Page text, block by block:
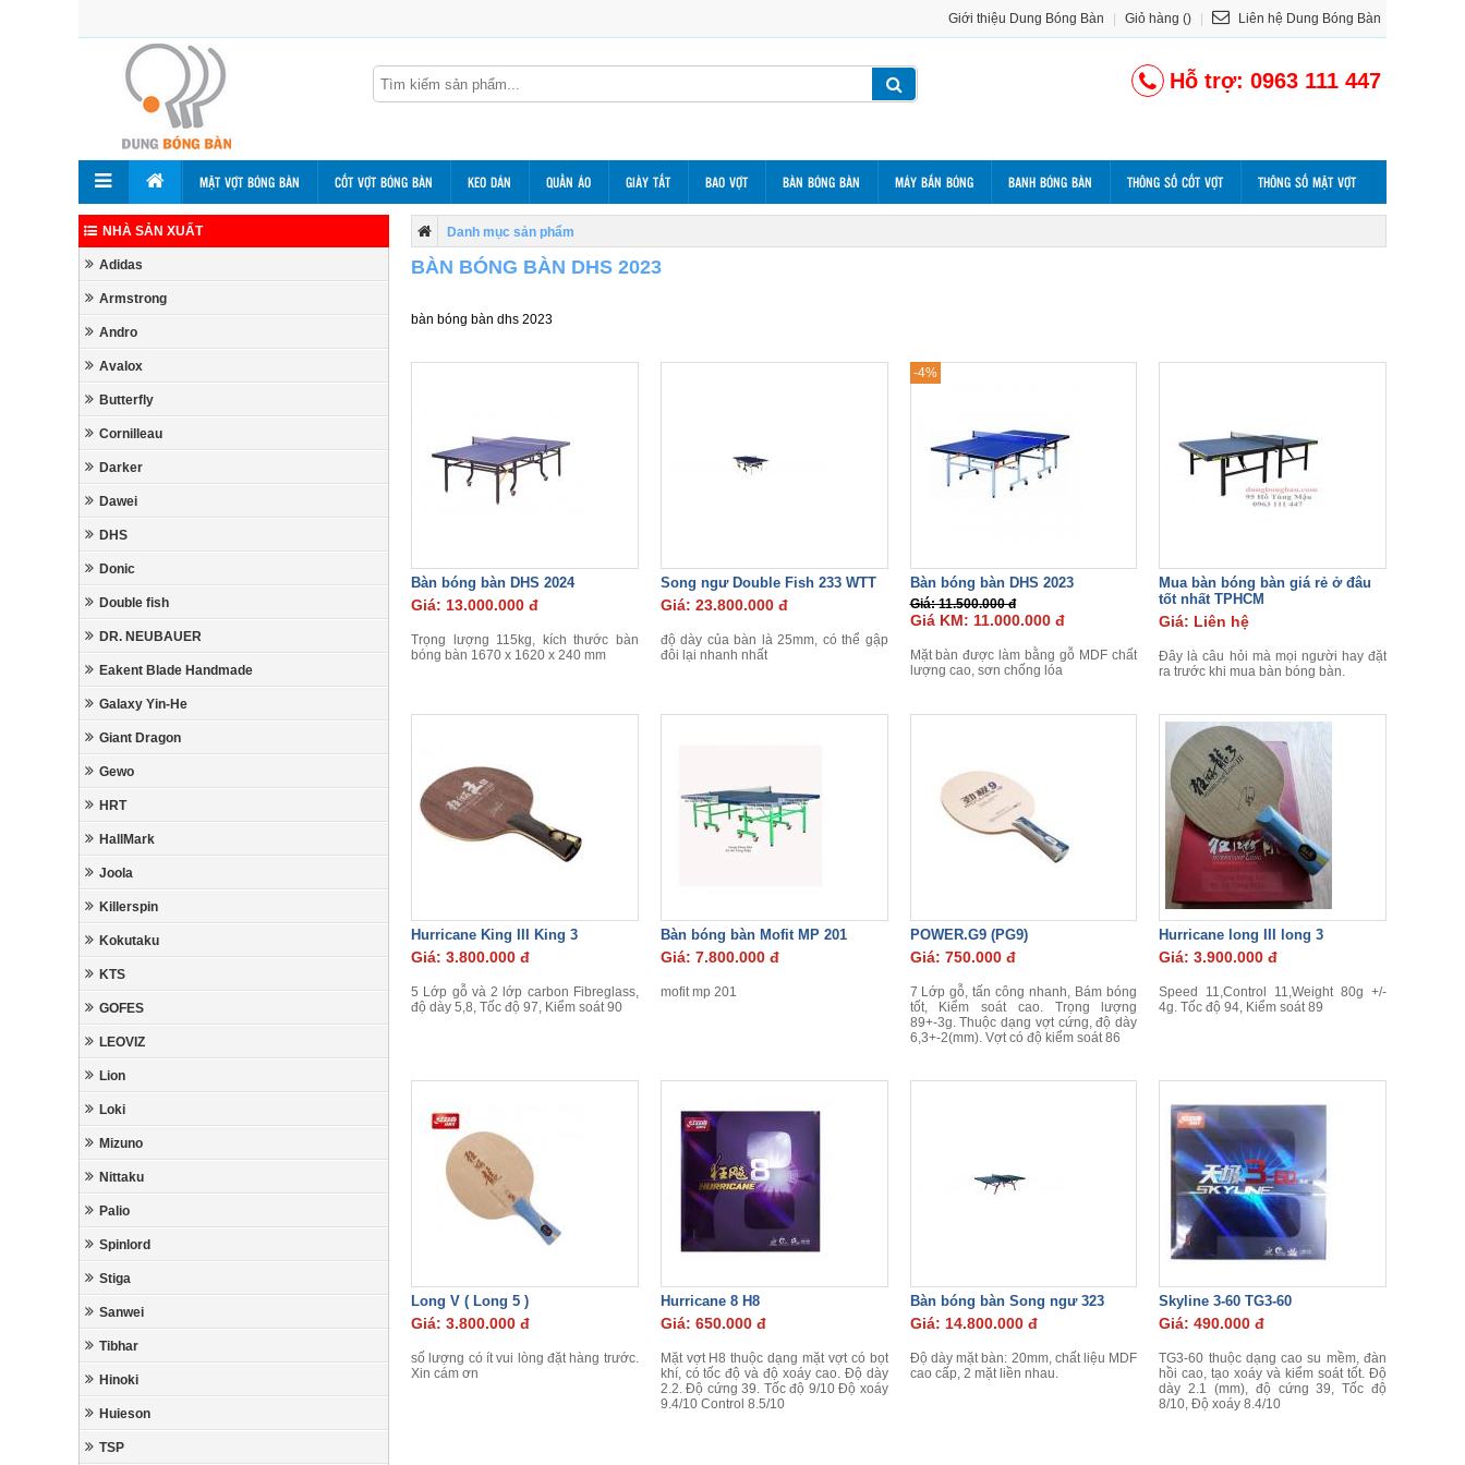
Giới thiệu Dung Bóng Bàn Giỏ hàng () Liên hệ Dung Bóng Bàn
Hỗ trợ: 0963 111 447
MẶT VỢT BÓNG BÀN CỐT VỢT BÓNG BÀN KEO DÁN QUẦN ÁO GIÀY TẤT BAO VỢT BÀN BÓNG BÀN MÁY BẮN BÓNG BANH BÓNG BÀN THÔNG SỐ CỐT VỢT THÔNG SỐ MẶT VỢT
NHÀ SẢN XUẤT
Adidas
Armstrong
Andro
Avalox
Butterfly
Cornilleau
Darker
Dawei
DHS
Donic
Double fish
DR. NEUBAUER
Eakent Blade Handmade
Galaxy Yin-He
Giant Dragon
Gewo
HRT
HallMark
Joola
Killerspin
Kokutaku
KTS
GOFES
LEOVIZ
Lion
Loki
Mizuno
Nittaku
Palio
Spinlord
Stiga
Sanwei
Tibhar
Hinoki
Huieson
TSP
Danh mục sản phẩm
BÀN BÓNG BÀN DHS 2023
bàn bóng bàn dhs 2023
Bàn bóng bàn DHS 2024
Giá: 13.000.000 đ
Trọng lượng 115kg, kích thước bàn
bóng bàn 1670 x 1620 x 240 mm
Song ngư Double Fish 233 WTT
Giá: 23.800.000 đ
độ dày của bàn là 25mm, có thể gập
đôi lại nhanh nhất
-4%
Bàn bóng bàn DHS 2023
Giá: 11.500.000 đ
Giá KM: 11.000.000 đ
Mặt bàn được làm bằng gỗ MDF chất
lượng cao, sơn chống lóa
Mua bàn bóng bàn giá rẻ ở đâu
tốt nhất TPHCM
Giá: Liên hệ
Đây là câu hỏi mà mọi người hay đặt
ra trước khi mua bàn bóng bàn.
Hurricane King III King 3
Giá: 3.800.000 đ
5 Lớp gỗ và 2 lớp carbon Fibreglass,
độ dày 5,8, Tốc độ 97, Kiểm soát 90
Bàn bóng bàn Mofit MP 201
Giá: 7.800.000 đ
mofit mp 201
POWER.G9 (PG9)
Giá: 750.000 đ
7 Lớp gỗ, tấn công nhanh, Bám bóng
tốt, Kiểm soát cao. Trọng lượng
89+-3g. Thuộc dạng vợt cứng, độ dày
6,3+-2(mm). Vợt có độ kiểm soát 86
Hurricane long III long 3
Giá: 3.900.000 đ
Speed 11,Control 11,Weight 80g +/-
4g. Tốc độ 94, Kiểm soát 89
Long V ( Long 5 )
Giá: 3.800.000 đ
số lượng có ít vui lòng đặt hàng trước.
Xin cám ơn
Hurricane 8 H8
Giá: 650.000 đ
Mặt vợt H8 thuộc dạng mặt vợt có bọt
khí, có tốc độ và độ xoáy cao. Độ dày
2.2. Độ cứng 39. Tốc độ 9/10 Độ xoáy
9.4/10 Control 8.5/10
Bàn bóng bàn Song ngư 323
Giá: 14.800.000 đ
Độ dày mặt bàn: 20mm, chất liệu MDF
cao cấp, 2 mặt liền nhau.
Skyline 3-60 TG3-60
Giá: 490.000 đ
TG3-60 thuộc dạng cao su mềm, đàn
hồi cao, tạo xoáy và kiểm soát tốt. Độ
dày 2.1 (mm), độ cứng 39, Tốc độ
8/10, Độ xoáy 8.4/10